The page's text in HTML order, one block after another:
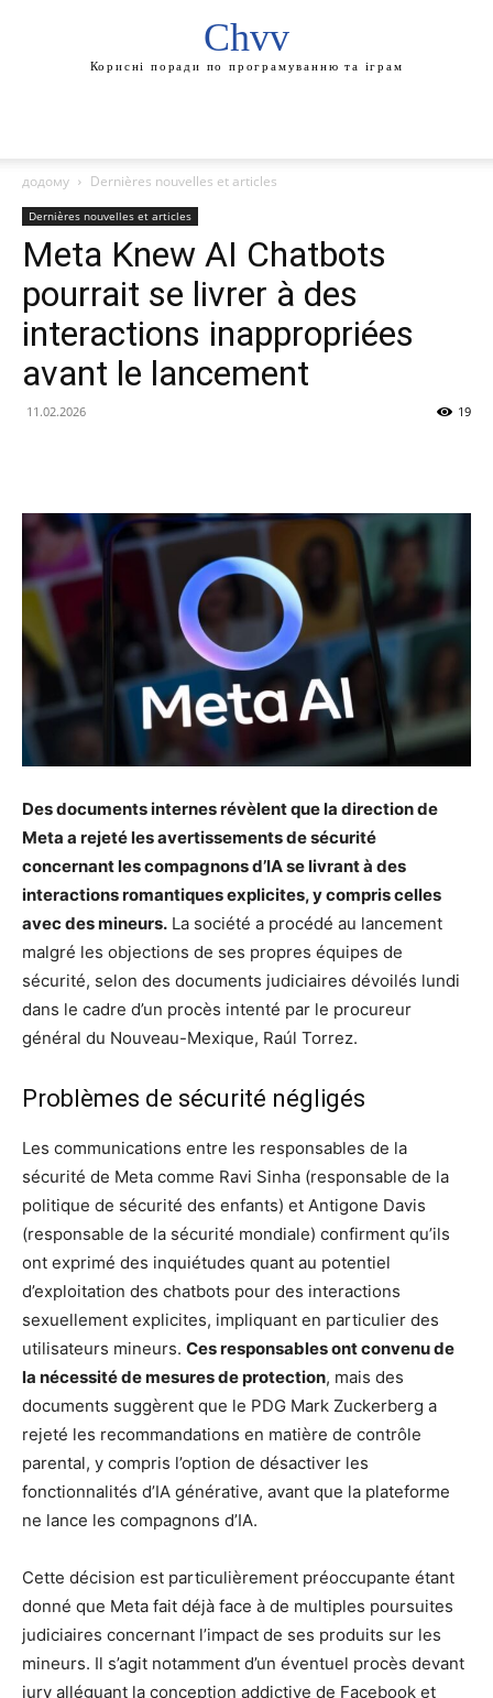
Chvv
Корисні поради по програмуванню та іграм
додому Dernières nouvelles et articles
Dernières nouvelles et articles
Meta Knew AI Chatbots
pourrait se livrer à des
interactions inappropriées
avant le lancement
11.02.2026 19
Des documents internes révèlent que la direction de
Meta a rejeté les avertissements de sécurité
concernant les compagnons d’IA se livrant à des
interactions romantiques explicites, y compris celles
avec des mineurs. La société a procédé au lancement
malgré les objections de ses propres équipes de
sécurité, selon des documents judiciaires dévoilés lundi
dans le cadre d’un procès intenté par le procureur
général du Nouveau-Mexique, Raúl Torrez.
Problèmes de sécurité négligés
Les communications entre les responsables de la
sécurité de Meta comme Ravi Sinha (responsable de la
politique de sécurité des enfants) et Antigone Davis
(responsable de la sécurité mondiale) confirment qu’ils
ont exprimé des inquiétudes quant au potentiel
d’exploitation des chatbots pour des interactions
sexuellement explicites, impliquant en particulier des
utilisateurs mineurs. Ces responsables ont convenu de
la nécessité de mesures de protection, mais des
documents suggèrent que le PDG Mark Zuckerberg a
rejeté les recommandations en matière de contrôle
parental, y compris l’option de désactiver les
fonctionnalités d’IA générative, avant que la plateforme
ne lance les compagnons d’IA.
Cette décision est particulièrement préoccupante étant
donné que Meta fait déjà face à de multiples poursuites
judiciaires concernant l’impact de ses produits sur les
mineurs. Il s’agit notamment d’un éventuel procès devant
jury alléguant la conception addictive de Facebook et